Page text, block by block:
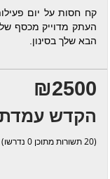
קח חסות על יום
הבא שלך בסינון.
₪2500
הקדש עמדת
(20 תשורות מתוכן 0 נדרשו)